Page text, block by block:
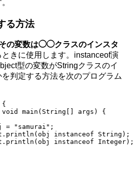
る方法
の変数は◯◯クラスのインスタ
ときに使用します。instanceof演
型の変数がStringクラスのイ
判定する方法を次のプログラム
{
main(String[] args) {
= "samurai";
instanceof String);
instanceof Integer);